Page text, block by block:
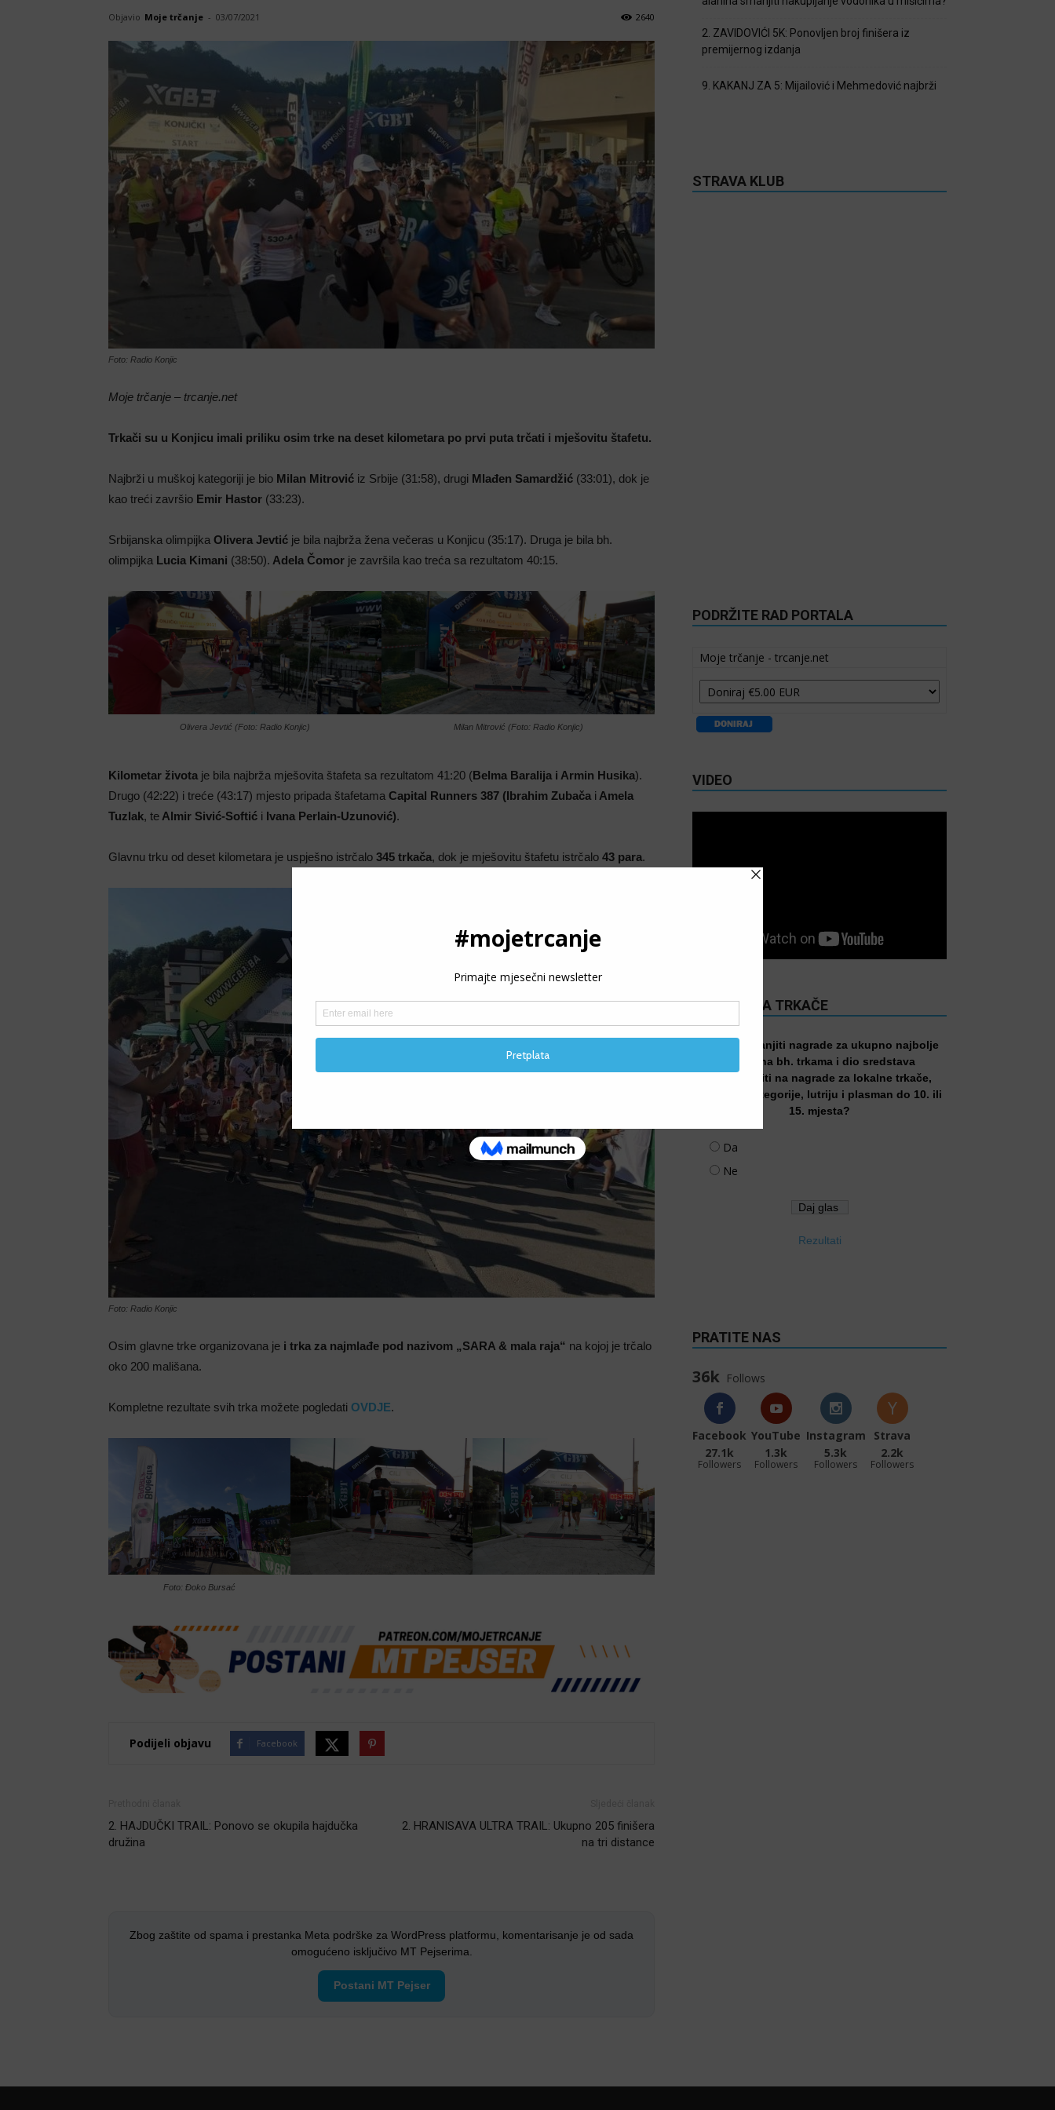
Objavio Moje trčanje - 03/07/2021 2640
Foto: Radio Konjic
Moje trčanje – trcanje.net
Trkači su u Konjicu imali priliku osim trke na deset kilometara po prvi puta trčati i mješovitu štafetu.
Najbrži u muškoj kategoriji je bio Milan Mitrović iz Srbije (31:58), drugi Mlađen Samardžić (33:01), dok je
kao treći završio Emir Hastor (33:23).
Srbijanska olimpijka Olivera Jevtić je bila najbrža žena večeras u Konjicu (35:17). Druga je bila bh.
olimpijka Lucia Kimani (38:50). Adela Čomor je završila kao treća sa rezultatom 40:15.
Olivera Jevtić (Foto: Radio Konjic) Milan Mitrović (Foto: Radio Konjic)
Kilometar života je bila najbrža mješovita štafeta sa rezultatom 41:20 (Belma Baralija i Armin Husika).
Drugo (42:22) i treće (43:17) mjesto pripada štafetama Capital Runners 387 (Ibrahim Zubača i Amela
Tuzlak, te Almir Sivić-Softić i Ivana Perlain-Uzunović).
Glavnu trku od deset kilometara je uspješno istrčalo 345 trkača, dok je mješovitu štafetu istrčalo 43 para.
Foto: Radio Konjic
Osim glavne trke organizovana je i trka za najmlađe pod nazivom „SARA & mala raja“ na kojoj je trčalo
oko 200 mališana.
Kompletne rezultate svih trka možete pogledati OVDJE.
Foto: Đoko Bursać
Podijeli objavu Facebook
2. HAJDUČKI TRAIL: Ponovo se okupila hajdučka
družina
2. HRANISAVA ULTRA TRAIL: Ukupno 205 finišera
na tri distance
Zbog zaštite od spama i prestanka Meta podrške za WordPress platformu, komentarisanje je od sada
omogućeno isključivo MT Pejserima.
Postani MT Pejser
2. ZAVIDOVIĆI 5K: Ponovljen broj finišera iz
premijernog izdanja
9. KAKANJ ZA 5: Mijailović i Mehmedović najbrži
STRAVA KLUB
PODRŽITE RAD PORTALA
Moje trčanje - trcanje.net
VIDEO
PITANJE ZA TRKAČE
Treba li smanjiti nagrade za ukupno najbolje
trkače na bh. trkama i dio sredstava
preusmjeriti na nagrade za lokalne trkače,
starosne kategorije, lutriju i plasman do 10. ili
15. mjesta?
Da
Ne
Rezultati
PRATITE NAS
36k Follows
Facebook
27.1k
Followers
YouTube
1.3k
Followers
Instagram
5.3k
Followers
Strava
2.2k
Followers